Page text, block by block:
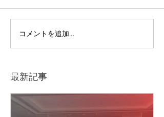
【撮影・配信】
Workshop: Innovating
Japan –
Technology
コメントを追加…
最新記事